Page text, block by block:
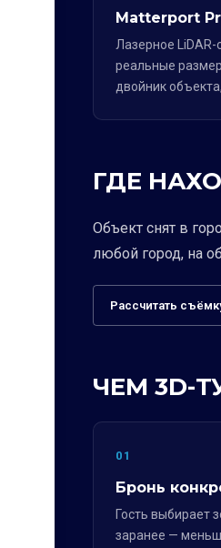
Matterport
Лазерное
реальные
двойник
ГДЕ
Объект снят в
любой город, на
Рассчитать
ЧЕМ 3D-
01
Бронь
Гость выбирает
заранее —